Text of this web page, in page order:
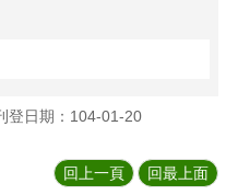
登日期：104-01-20
回上一頁 回最上面